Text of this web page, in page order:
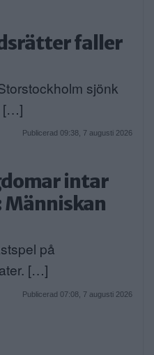
faller
sjönk
[…]
Publicerad 09:38, 7 augusti 2026
intar
på
[…]
Publicerad 07:08, 7 augusti 2026